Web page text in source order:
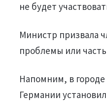
не будет
Министр призвала
проблемы или
Напомним, в
Германии